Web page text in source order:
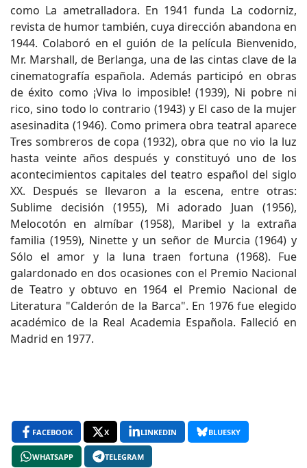
como La ametralladora. En 1941 funda La codorniz,
revista de humor también, cuya dirección abandona en
1944. Colaboró en el guión de la película Bienvenido,
Mr. Marshall, de Berlanga, una de las cintas clave de la
cinematografía española. Además participó en obras
de éxito como ¡Viva lo imposible! (1939), Ni pobre ni
rico, sino todo lo contrario (1943) y El caso de la mujer
asesinadita (1946). Como primera obra teatral aparece
Tres sombreros de copa (1932), obra que no vio la luz
hasta veinte años después y constituyó uno de los
acontecimientos capitales del teatro español del siglo
XX. Después se llevaron a la escena, entre otras:
Sublime decisión (1955), Mi adorado Juan (1956),
Melocotón en almíbar (1958), Maribel y la extraña
familia (1959), Ninette y un señor de Murcia (1964) y
Sólo el amor y la luna traen fortuna (1968). Fue
galardonado en dos ocasiones con el Premio Nacional
de Teatro y obtuvo en 1964 el Premio Nacional de
Literatura "Calderón de la Barca". En 1976 fue elegido
académico de la Real Academia Española. Falleció en
Madrid en 1977.
FACEBOOK X LINKEDIN BLUESKY
WHATSAPP TELEGRAM